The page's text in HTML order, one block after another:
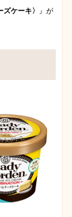
ケーキ〉
』が